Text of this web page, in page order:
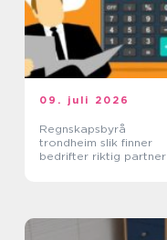
09. juli 2026
Regnskapsbyrå
trondheim slik finner
bedrifter riktig partner